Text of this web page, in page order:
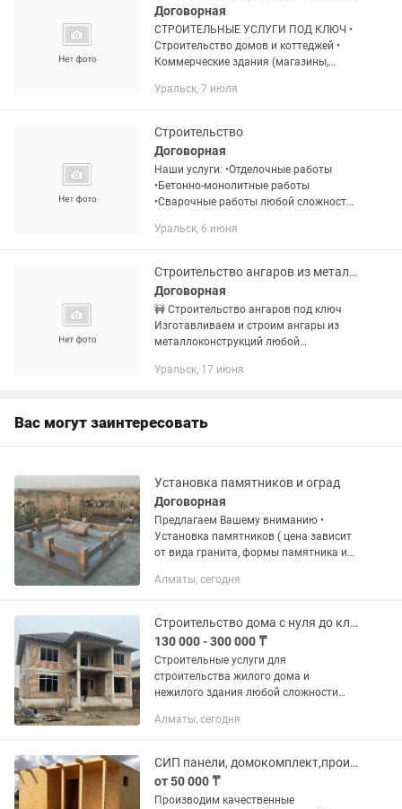
Договорная
СТРОИТЕЛЬНЫЕ УСЛУГИ ПОД КЛЮЧ •
Строительство домов и коттеджей •
Коммерческие здания (магазины,
сложности • Кровля, фасады, кладка •
Уральск, 7 июля
Строительство
Договорная
Наши услуги: •Отделочные работы
•Бетонно-монолитные работы
•Сварочные работы любой сложности
•Газопровод •Кладка •Резервуары
Уральск, 6 июня
Строительство ангаров из металлоконструкций
Договорная
🚧 Строительство ангаров под ключ
Изготавливаем и строим ангары из
металлоконструкций любой
Производственные помещения — СТО и
Уральск, 17 июня
Вас могут заинтересовать
Установка памятников и оград
Договорная
Предлагаем Вашему вниманию •
Установка памятников ( цена зависит
от вида гранита, формы памятника и
тротуарной плитки • Строительство
Алматы, сегодня
Строительство дома с нуля до ключа
130 000 - 300 000 ₸
Строительные услуги для
строительства жилого дома и
нежилого здания любой сложности
области. Предоставляем все виды
дома и...
Алматы, сегодня
СИП панели, домокомплект,производство
от 50 000 ₸
Производим качественные